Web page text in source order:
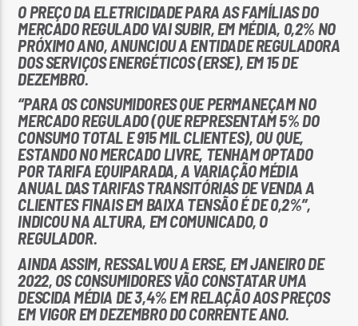
O PREÇO DA ELETRICIDADE PARA AS FAMÍLIAS DO
MERCADO REGULADO VAI SUBIR, EM MÉDIA, 0,2% NO
PRÓXIMO ANO, ANUNCIOU A ENTIDADE REGULADORA
DOS SERVIÇOS ENERGÉTICOS (ERSE), EM 15 DE
DEZEMBRO.
“PARA OS CONSUMIDORES QUE PERMANEÇAM NO
MERCADO REGULADO (QUE REPRESENTAM 5% DO
CONSUMO TOTAL E 915 MIL CLIENTES), OU QUE,
ESTANDO NO MERCADO LIVRE, TENHAM OPTADO
POR TARIFA EQUIPARADA, A VARIAÇÃO MÉDIA
ANUAL DAS TARIFAS TRANSITÓRIAS DE VENDA A
CLIENTES FINAIS EM BAIXA TENSÃO É DE 0,2%”,
INDICOU NA ALTURA, EM COMUNICADO, O
REGULADOR.
AINDA ASSIM, RESSALVOU A ERSE, EM JANEIRO DE
2022, OS CONSUMIDORES VÃO CONSTATAR UMA
DESCIDA MÉDIA DE 3,4% EM RELAÇÃO AOS PREÇOS
EM VIGOR EM DEZEMBRO DO CORRENTE ANO.